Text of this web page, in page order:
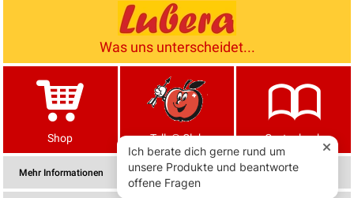
Was uns unterscheidet...
Shop Tells® Club Gartenbuch
Mehr Informationen